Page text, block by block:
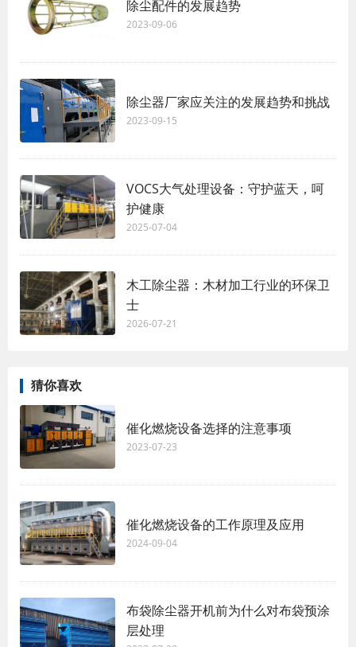
除尘配件的发展趋势
2023-09-06
除尘器厂家应关注的发展趋势和挑战
2023-09-15
VOCS大气处理设备：守护蓝天，呵
护健康
2025-07-04
木工除尘器：木材加工行业的环保卫
士
2026-07-21
猜你喜欢
催化燃烧设备选择的注意事项
2023-07-23
催化燃烧设备的工作原理及应用
2024-09-04
布袋除尘器开机前为什么对布袋预涂
层处理